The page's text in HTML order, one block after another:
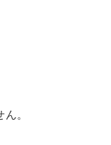
。